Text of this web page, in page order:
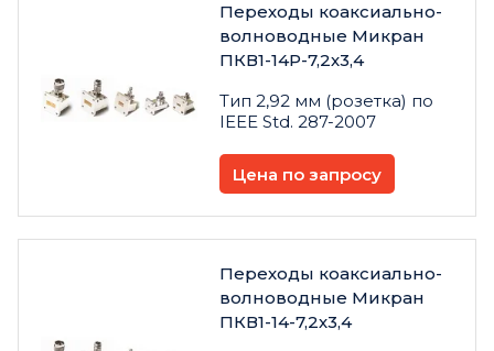
Переходы коаксиально-
волноводные Микран
ПКВ1-14Р-7,2х3,4
Тип 2,92 мм (розетка) по
IEEE Std. 287-2007
Цена по запросу
Переходы коаксиально-
волноводные Микран
ПКВ1-14-7,2х3,4